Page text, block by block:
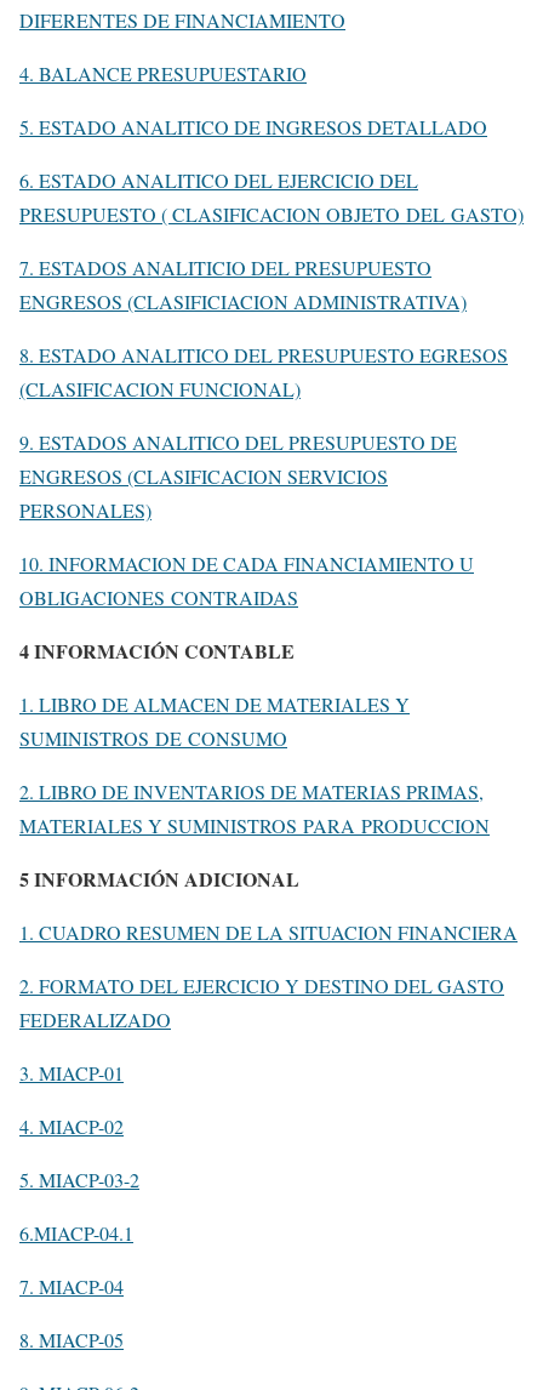
DIFERENTES DE FINANCIAMIENTO
4. BALANCE PRESUPUESTARIO
5. ESTADO ANALITICO DE INGRESOS DETALLADO
6. ESTADO ANALITICO DEL EJERCICIO DEL
PRESUPUESTO ( CLASIFICACION OBJETO DEL GASTO)
7. ESTADOS ANALITICIO DEL PRESUPUESTO
ENGRESOS (CLASIFICIACION ADMINISTRATIVA)
8. ESTADO ANALITICO DEL PRESUPUESTO EGRESOS
(CLASIFICACION FUNCIONAL)
9. ESTADOS ANALITICO DEL PRESUPUESTO DE
ENGRESOS (CLASIFICACION SERVICIOS
PERSONALES)
10. INFORMACION DE CADA FINANCIAMIENTO U
OBLIGACIONES CONTRAIDAS
4 INFORMACIÓN CONTABLE
1. LIBRO DE ALMACEN DE MATERIALES Y
SUMINISTROS DE CONSUMO
2. LIBRO DE INVENTARIOS DE MATERIAS PRIMAS,
MATERIALES Y SUMINISTROS PARA PRODUCCION
5 INFORMACIÓN ADICIONAL
1. CUADRO RESUMEN DE LA SITUACION FINANCIERA
2. FORMATO DEL EJERCICIO Y DESTINO DEL GASTO
FEDERALIZADO
3. MIACP-01
4. MIACP-02
5. MIACP-03-2
6.MIACP-04.1
7. MIACP-04
8. MIACP-05